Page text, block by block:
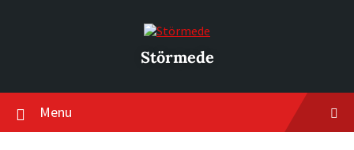
Störmede
Menu